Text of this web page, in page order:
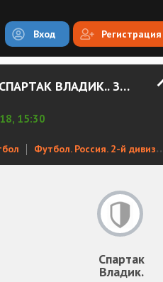
Вход Регистрация
ЧЕРНОМОРЕЦ НВ - СПАРТАК ВЛАДИК.. ЗАПИСЬ МАТЧА
15:30
Футбол. Россия. 2-й дивизион. Юг
Спартак
Владик.